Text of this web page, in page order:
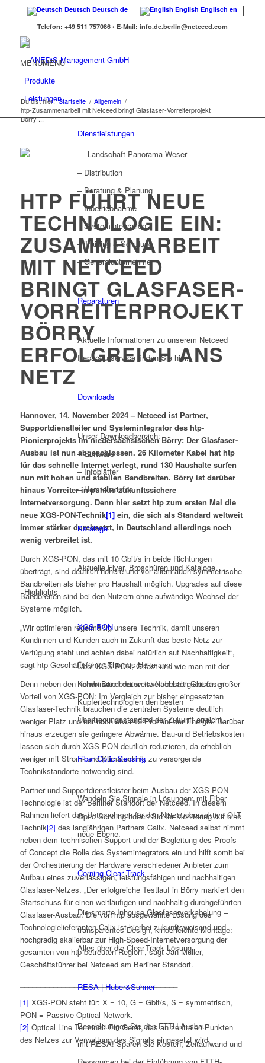
Deutsch Deutsch de English Englisch en
Telefon: +49 511 757086 • E-Mail: info.de.berlin@netceed.com
MENUMENU
Produkte
Leistungen
Dienstleistungen
– Distribution
– Beratung & Planung
– Inbetriebnahme
– Systemintegration
– Training & Schulung
– Generalunternehmer
Reparaturen
Aktuelle Informationen zu unserem Netceed
Reparaturservice finden Sie hier.
Downloads
Unser Downloadbereich:
– Software
– Infoblätter
– Herstellerinfos
Kataloge
Aktuelle Flyer, Broschüren und Kataloge.
Highlights
XGS-PON
Über XGS-PON, G.fast und wie man mit der
Kombination der weltweit besten Glasfaser-
Kupfertechnologien den besten
Übertragungsstandard der Zukunft erreicht.
Fiber Optic Sensing
Wandeln Sie Signale in Lösungen: mit Fiber
Optic Sensing heben Sie Ihr Monitoring auf eine
neue Ebene.
Corning Clear Track
Die smarte Inhouse Glasfaserverkabelung –
transparentes Design, kinderleichte Montage:
Alles über die Clear-Track Lösung.
RESA | Huber&Suhner
Beschleunigen Sie den FTTH-Ausbau
mit RESA! Sparen Sie Kosten, Zeitaufwand und
Du bist hier: Startseite / Allgemein /
htp-Zusammenarbeit mit Netceed bringt Glasfaser-Vorreiterprojekt
Börry ...
HTP FÜHRT NEUE
TECHNOLOGIE EIN:
ZUSAMMENARBEIT
MIT NETCEED
BRINGT GLASFASER-
VORREITERPROJEKT
BÖRRY
ERFOLGREICH ANS
NETZ
Hannover, 14. November 2024 – Netceed ist Partner,
Supportdienstleiter und Systemintegrator des htp-
Pionierprojekts im niedersächsischen Börry: Der Glasfaser-
Ausbau ist nun abgeschlossen. 26 Kilometer Kabel hat htp
für das schnelle Internet verlegt, rund 130 Haushalte surfen
nun mit hohen und stabilen Bandbreiten. Börry ist darüber
hinaus Vorreiter in punkto zukunftssichere
Internetversorgung. Denn hier setzt htp zum ersten Mal die
neue XGS-PON-Technik[1]ein, die sich als Standard weltweit
immer stärker durchsetzt, in Deutschland allerdings noch
wenig verbreitet ist.
Durch XGS-PON, das mit 10 Gbit/s in beide Richtungen
überträgt, sind deutlich höhere und vor allem auch symmetrische
Bandbreiten als bisher pro Haushalt möglich. Upgrades auf diese
Bandbreiten sind bei den Nutzern ohne aufwändige Wechsel der
Systeme möglich.
„Wir optimieren regelmäßig unsere Technik, damit unseren
Kundinnen und Kunden auch in Zukunft das beste Netz zur
Verfügung steht und achten dabei natürlich auf Nachhaltigkeit“,
sagt htp-Geschäftsführer Thomas Heitmann.
Denn neben den hohen Bandbreiten ist Nachhaltigkeit ein großer
Vorteil von XGS-PON: Im Vergleich zur bisher eingesetzten
Glasfaser-Technik brauchen die zentralen Systeme deutlich
weniger Platz und nur noch etwa 15 Prozent der Energie. Darüber
hinaus erzeugen sie geringere Abwärme. Bau-und Betriebskosten
lassen sich durch XGS-PON deutlich reduzieren, da erheblich
weniger mit Strom- und Klimatechnik zu versorgende
Technikstandorte notwendig sind.
Partner und Supportdienstleister beim Ausbau der XGS-PON-
Technologie ist der Berliner Standort der Netceed. In diesem
Rahmen liefert das Unternehmen für den Netzausbau aktive OLT-
Technik[2] des langjährigen Partners Calix. Netceed selbst nimmt
neben dem technischen Support und der Begleitung des Proofs
of Concept die Rolle des Systemintegrators ein und hilft somit bei
der Orchestrierung der Hardware verschiedener Anbieter zum
Aufbau eines zuverlässigen, leistungsfähigen und nachhaltigen
Glasfaser-Netzes. „Der erfolgreiche Testlauf in Börry markiert den
Startschuss für einen weitläufigen und nachhaltig durchgeführten
Glasfaser-Ausbau. Die von htp ausgewählte Lösung des
Technologielieferanten Calix ist hierbei zukunftsweisend und
hochgradig skalierbar zur High-Speed-Internetversorgung der
gesamten von htp betreuten Region“, sagt Jan Müller,
Geschäftsführer bei Netceed am Berliner Standort.
______________________________________
[1] XGS-PON steht für: X = 10, G = Gbit/s, S = symmetrisch,
PON = Passive Optical Network.
[2] Optical Line Terminal: Ein Gerät, das an zentralen Punkten
des Netzes zur Verwaltung des Signals eingesetzt wird.